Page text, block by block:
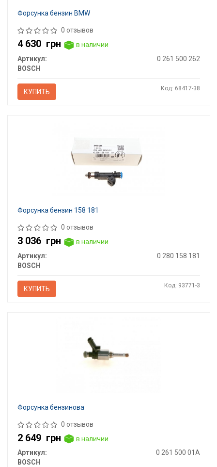
Форсунка бензин BMW
0 отзывов
4 630 грн
в наличии
Артикул:
0 261 500 262
BOSCH
КУПИТЬ Код: 68417-38
Форсунка бензин 158 181
0 отзывов
3 036 грн
в наличии
Артикул:
0 280 158 181
BOSCH
КУПИТЬ Код: 93771-3
Форсунка бензинова
0 отзывов
2 649 грн
в наличии
Артикул:
0 261 500 01A
BOSCH